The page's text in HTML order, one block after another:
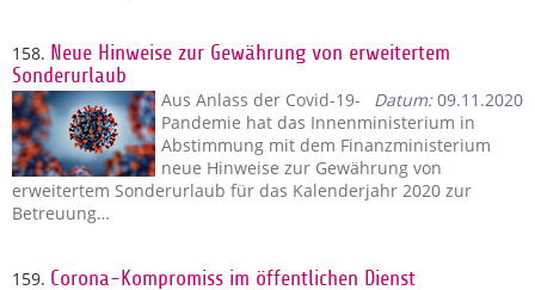
158. Neue Hinweise zur Gewährung von erweitertem
Sonderurlaub
Datum:09.11.2020
Aus Anlass der Covid-19-
Pandemie hat das Innenministerium in
Abstimmung mit dem Finanzministerium
neue Hinweise zur Gewährung von
erweitertem Sonderurlaub für das Kalenderjahr 2020 zur
Betreuung…
159. Corona-Kompromiss im öffentlichen Dienst